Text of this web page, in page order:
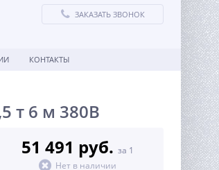
ЗАКАЗАТЬ ЗВОНОК
КОНТАКТЫ
т 6 м 380В
51 491 руб. за 1
Нет в наличии